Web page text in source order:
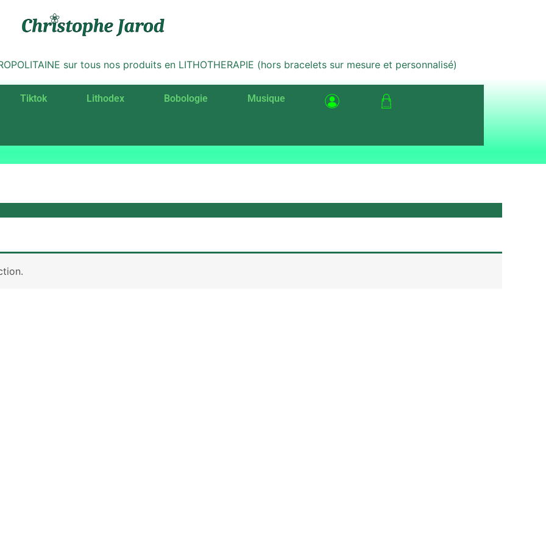
sur tous nos produits en LITHOTHERAPIE (hors bracelets sur mesure et personnalisé)
Tiktok Lithodex Bobologie Musique